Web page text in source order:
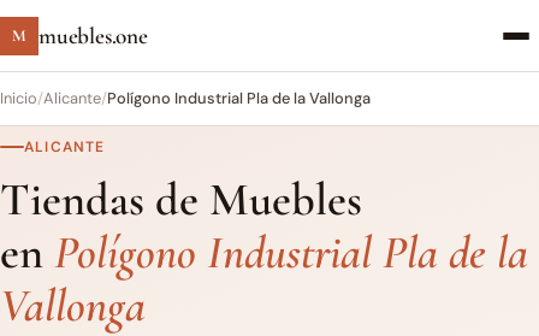
M muebles.one
Inicio/Alicante/Polígono Industrial Pla de la Vallonga
ALICANTE
Tiendas de Muebles
enPolígono Industrial Pla de la
Vallonga